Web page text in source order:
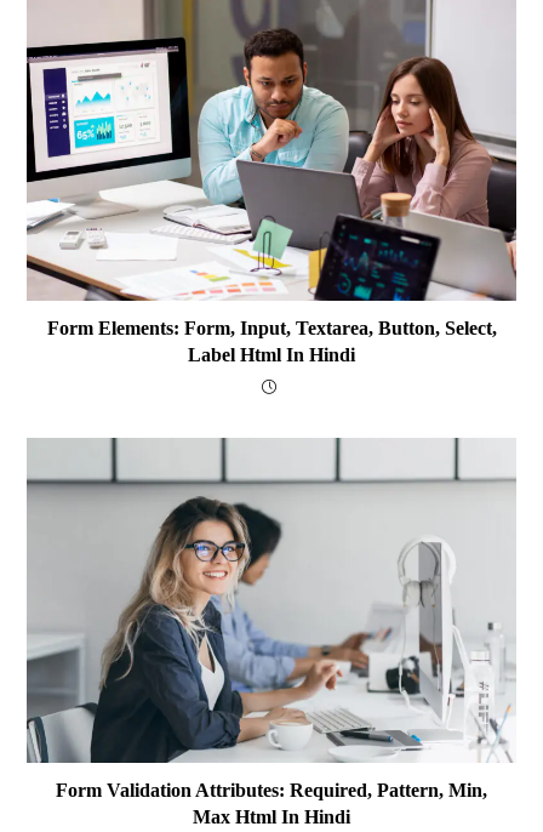
Form Elements: Form, Input, Textarea, Button, Select,
Label Html In Hindi
Form Validation Attributes: Required, Pattern, Min,
Max Html In Hindi